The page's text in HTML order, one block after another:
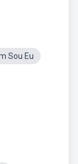
Sou Eu